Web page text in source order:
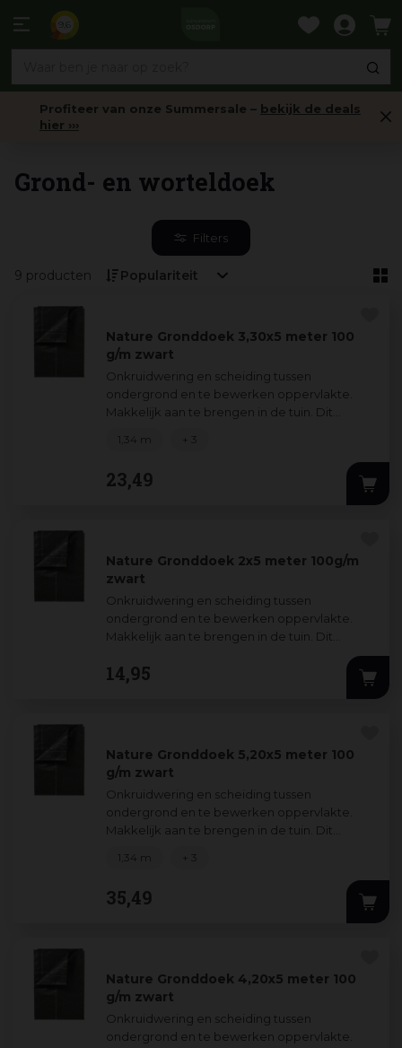
naar
Profiteer van onze Summersale – bekijk de deals
hier ›››
Grond- en worteldoek
Filters
9 producten
Nature Gronddoek 3,30x5 meter 100
g/m zwart
Onkruidwering en scheiding tussen
ondergrond en te bewerken oppervlakte.
Makkelijk aan te brengen in de tuin. Dit
23,49
1,34 m + 3
Nature Gronddoek 2x5 meter 100g/m
zwart
Onkruidwering en scheiding tussen
ondergrond en te bewerken oppervlakte.
Makkelijk aan te brengen in de tuin. Dit
vochtig blijft en is
14,95
Nature Gronddoek 5,20x5 meter 100
g/m zwart
Onkruidwering en scheiding tussen
ondergrond en te bewerken oppervlakte.
Makkelijk aan te brengen in de tuin. Dit
35,49
1,34 m + 3
Nature Gronddoek 4,20x5 meter 100
g/m zwart
Onkruidwering en scheiding tussen
ondergrond en te bewerken oppervlakte.